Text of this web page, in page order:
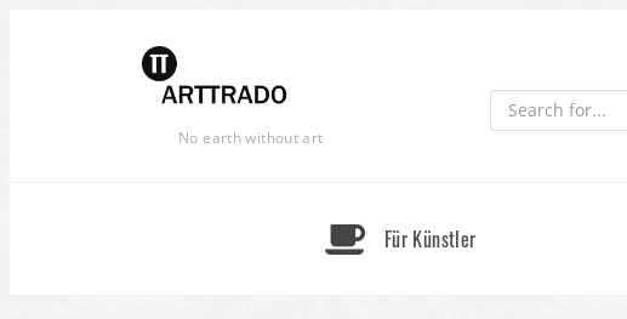
No earth without art
Für Künstler